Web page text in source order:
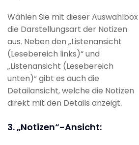
Wählen Sie mit dieser Auswahlbox
die Darstellungsart der Notizen
aus. Neben den „Listenansicht
(Lesebereich links)“ und
„Listenansicht (Lesebereich
unten)“ gibt es auch die
Detailansicht, welche die Notizen
direkt mit den Details anzeigt.
3. „Notizen“-Ansicht: